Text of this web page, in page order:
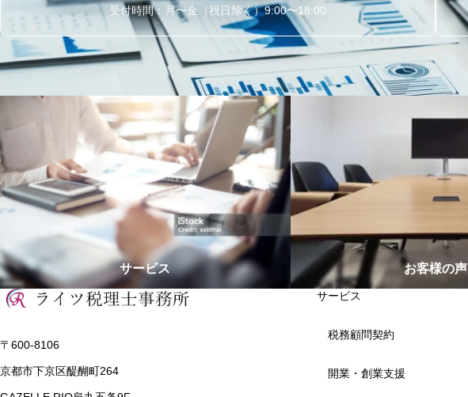
受付時間：月〜金（祝日除く）9:00〜18:00
サービス お客様の声
〒600-8106
京都市下京区醍醐町264
サービス
税務顧問契約
開業・創業支援